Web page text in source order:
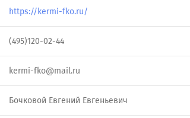
https://kermi-fko.ru/
(495)120-02-44
kermi-fko@mail.ru
Бочковой Евгений Евгеньевич